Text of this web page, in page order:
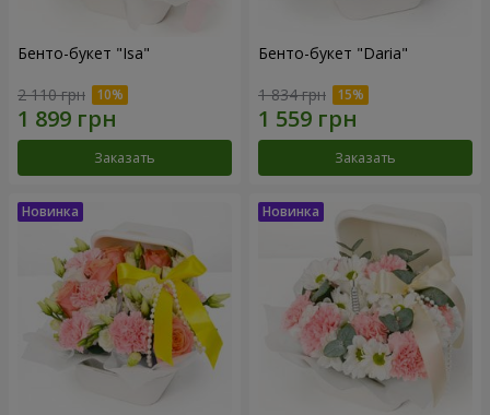
Бенто-букет "Isa"
2 110 грн
Заказать
Бенто-букет "Daria"
1 834 грн
Заказать